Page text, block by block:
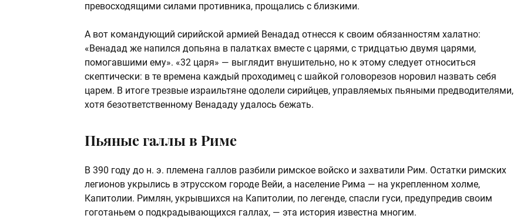
превосходящими силами противника, прощались с близкими.
А вот командующий сирийской армией Венадад отнесся к своим обязанностям халатно:
«Венадад же напился допьяна в палатках вместе с царями, с тридцатью двумя царями,
помогавшими ему». «32 царя» — выглядит внушительно, но к этому следует относиться
скептически: в те времена каждый проходимец с шайкой головорезов норовил назвать себя
царем. В итоге трезвые израильтяне одолели сирийцев, управляемых пьяными предводителями,
хотя безответственному Венададу удалось бежать.
Пьяные галлы в Риме
В 390 году до н. э. племена галлов разбили римское войско и захватили Рим. Остатки римских
легионов укрылись в этрусском городе Вейи, а население Рима — на укрепленном холме,
Капитолии. Римлян, укрывшихся на Капитолии, по легенде, спасли гуси, предупредив своим
гоготаньем о подкрадывающихся галлах, — эта история известна многим.